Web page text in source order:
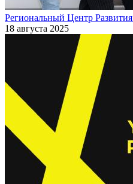
Региональный Центр
18 августа 2025